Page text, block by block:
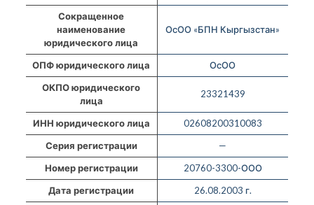
Сокращенное
наименование
юридического лица
ОсОО «БПН Кыргызстан»
ОПФ юридического лица
ОсОО
ОКПО юридического
лица
23321439
ИНН юридического лица
02608200310083
Серия регистрации
—
Номер регистрации
20760-3300-ООО
Дата регистрации
26.08.2003 г.